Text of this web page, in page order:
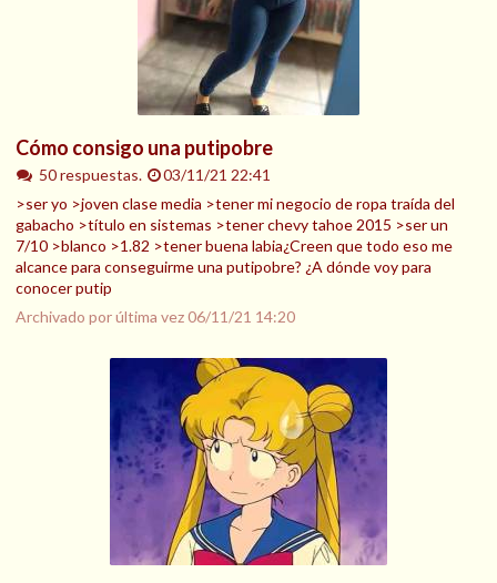
Cómo consigo una putipobre
50 respuestas.
03/11/21 22:41
>ser yo >joven clase media >tener mi negocio de ropa traída del
gabacho >título en sistemas >tener chevy tahoe 2015 >ser un
7/10 >blanco >1.82 >tener buena labia¿Creen que todo eso me
alcance para conseguirme una putipobre? ¿A dónde voy para
conocer putip
Archivado por última vez06/11/21 14:20